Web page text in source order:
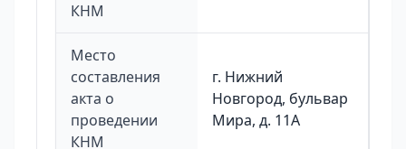
КНМ
Место
составления
акта о
проведении
КНМ
г. Нижний
Новгород, бульвар
Мира, д. 11А